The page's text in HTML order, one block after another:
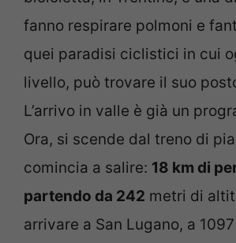
fanno respirare polmoni e
quei paradisi ciclistici in cui
livello, può trovare il suo
L’arrivo in valle è già un
Ora, si scende dal treno di
comincia a salire: 18 km di
partendo da 242 metri di
arrivare a San Lugano, a